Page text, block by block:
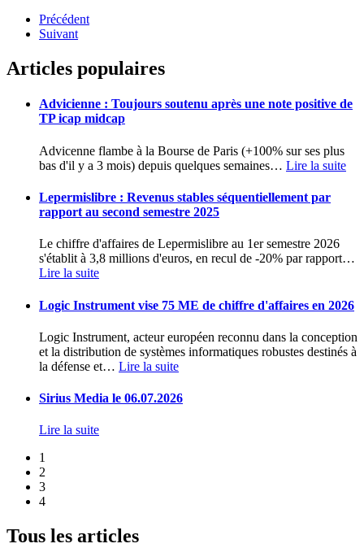
Précédent
Suivant
Articles populaires
Advicienne : Toujours soutenu après une note positive de
TP icap midcap
Advicenne flambe à la Bourse de Paris (+100% sur ses plus
bas d'il y a 3 mois) depuis quelques semaines… Lire la suite
Lepermislibre : Revenus stables séquentiellement par
rapport au second semestre 2025
Le chiffre d'affaires de Lepermislibre au 1er semestre 2026
s'établit à 3,8 millions d'euros, en recul de -20% par rapport…
Lire la suite
Logic Instrument vise 75 ME de chiffre d'affaires en 2026
Logic Instrument, acteur européen reconnu dans la conception
et la distribution de systèmes informatiques robustes destinés à
la défense et… Lire la suite
Sirius Media le 06.07.2026
Lire la suite
1
2
3
4
Tous les articles